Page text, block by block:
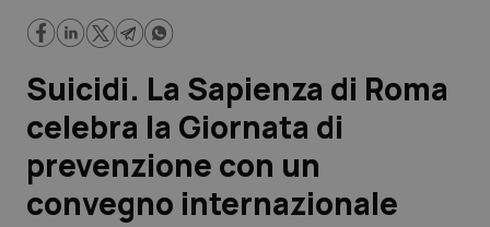
Regioni e Asl
Lavoro e Professioni
Scienza e Farmaci
Studi e Analisi
Suicidi. La Sapienza di Roma
celebra la Giornata di
prevenzione con un
convegno internazionale